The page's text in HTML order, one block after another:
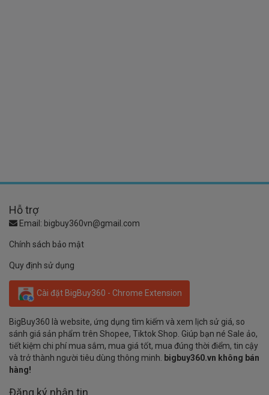
Hỗ trợ
Email: bigbuy360vn@gmail.com
Chính sách bảo mật
Quy định sử dụng
Cài đặt BigBuy360 - Chrome Extension
BigBuy360 là website, ứng dụng tìm kiếm và xem lịch sử giá, so
sánh giá sản phẩm trên Shopee, Tiktok Shop. Giúp bạn né Sale ảo,
tiết kiệm chi phí mua sắm, mua giá tốt, mua đúng thời điểm, tin cậy
và trở thành người tiêu dùng thông minh. bigbuy360.vn không bán
hàng!
Đăng ký nhận tin